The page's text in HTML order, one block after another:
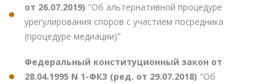
от 26.07.2019) "Об альтернативной процедуре
урегулирования споров с участием посредника
(процедуре медиации)"
Федеральный конституционный закон от
28.04.1995 N 1-ФКЗ (ред. от 29.07.2018) "Об